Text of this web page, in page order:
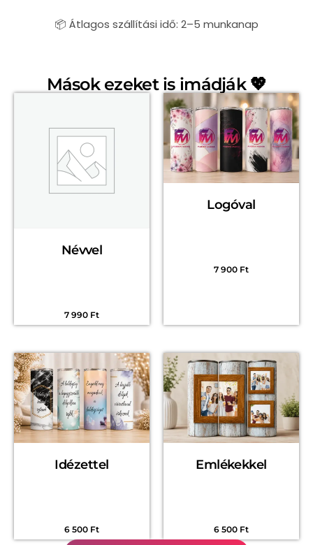
📦 Átlagos szállítási idő: 2–5 munkanap
Mások ezeket is imádják 💖
Névvel
7 990 Ft
Logóval
7 900 Ft
Idézettel
6 500 Ft
Emlékekkel
6 500 Ft